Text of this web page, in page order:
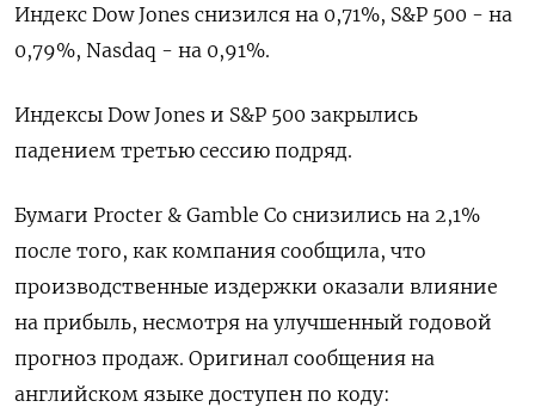
Индекс Dow Jones снизился на 0,71%, S&P 500 - на
0,79%, ​Nasdaq - на 0,91%.
Индексы Dow Jones и S&P 500 закрылись
падением третью сессию подряд.
Бумаги Procter & Gamble Co снизились на 2,1%
после того, как компания сообщила, что
производственные издержки оказали влияние
на прибыль, несмотря на улучшенный годовой
прогноз продаж. Оригинал сообщения на
английском языке доступен по коду: